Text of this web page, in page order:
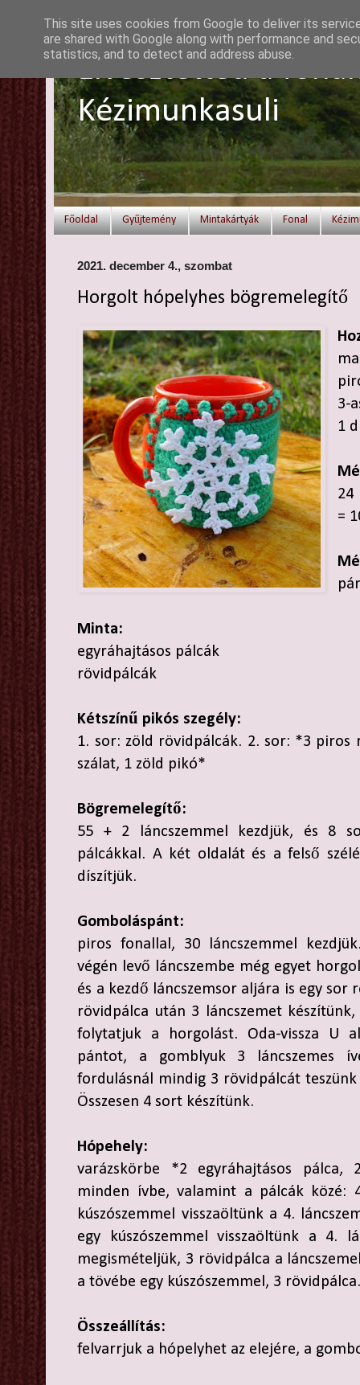
Elvesztetted a
Kézimunkasuli
Főoldal Gyűjtemény Mintakártyák Fonal
2021. december 4., szombat
Horgolt hópelyhes bögremelegítő
3-
1
24
=
Minta:
egyráhajtásos pálcák
rövidpálcák
Kétszínű pikós szegély:
1. sor: zöld rövidpálcák. 2. sor: *3 piros
szálat, 1 zöld pikó*
Bögremelegítő:
55 + 2 láncszemmel kezdjük, és 8
pálcákkal. A két oldalát és a felső
díszítjük.
Gomboláspánt:
piros fonallal, 30 láncszemmel
végén levő láncszembe még egyet
és a kezdő láncszemsor aljára is egy
rövidpálca után 3 láncszemet
folytatjuk a horgolást. Oda-vissza U
pántot, a gomblyuk 3 láncszemes
fordulásnál mindig 3 rövidpálcát
Összesen 4 sort készítünk.
Hópehely:
varázskörbe *2 egyráhajtásos pálca,
minden ívbe, valamint a pálcák közé:
kúszószemmel visszaöltünk a 4.
egy kúszószemmel visszaöltünk a 4.
megismételjük, 3 rövidpálca a
a tövébe egy kúszószemmel, 3
Összeállítás:
felvarrjuk a hópelyhet az elejére, a
This site uses cookies from Google to deliver its
are shared with Google along with performance and
statistics, and to detect and address abuse.